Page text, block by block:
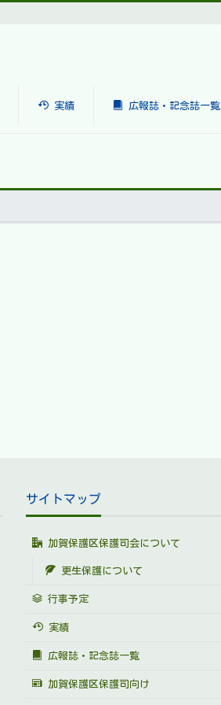
実績 広報誌・記念誌一覧
サイトマップ
加賀保護区保護司会について
更生保護について
行事予定
実績
広報誌・記念誌一覧
加賀保護区保護司向け